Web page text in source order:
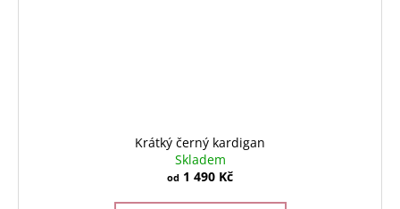
Krátký černý kardigan
Skladem
od 1 490 Kč